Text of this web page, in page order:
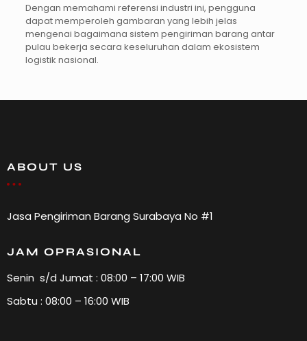
Dengan memahami referensi industri ini, pengguna
dapat memperoleh gambaran yang lebih jelas
mengenai bagaimana sistem pengiriman barang antar
pulau bekerja secara keseluruhan dalam ekosistem
logistik nasional.
ABOUT US
Jasa Pengiriman Barang Surabaya No #1
JAM OPRASIONAL
Senin s/d Jumat : 08:00 – 17:00 WIB
Sabtu : 08:00 – 16:00 WIB